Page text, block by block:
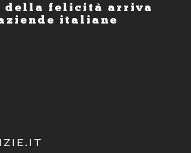
della felicità arriva
italiane